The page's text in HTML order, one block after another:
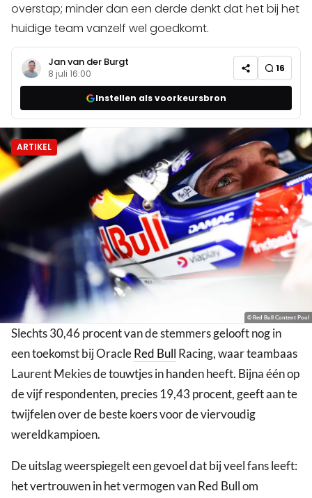
overstap; minder dan een derde denkt dat het bij het
huidige team vanzelf wel goedkomt.
Jan van der Burgt
8 juli 16:00 16
Instellen als voorkeursbron
ARTIKEL
© Red Bull Content Pool
Slechts 30,46 procent van de stemmers gelooft nog in
een toekomst bij OracleRed Bull Racing, waar teambaas
Laurent Mekies de touwtjes in handen heeft. Bijna één op
de vijf respondenten, precies 19,43 procent, geeft aan te
twijfelen over de beste koers voor de viervoudig
wereldkampioen.
De uitslag weerspiegelt een gevoel dat bij veel fans leeft:
het vertrouwen in het vermogen van Red Bull om